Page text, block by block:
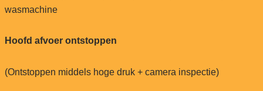
wasmachine
Hoofd afvoer ontstoppen
(Ontstoppen middels hoge druk + camera inspectie)